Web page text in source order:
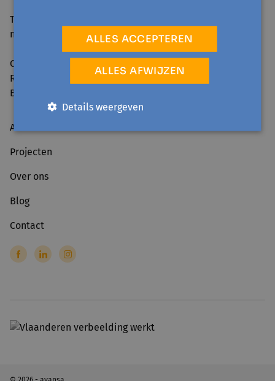
Telefonisch bereikbaar:
ma-vr 09:00-12:30 & 13:30-16:00
Ondernemingsnummer: 0861.240.630
RPR: Brussel
BE98 0014 0882 7693
Activiteiten
Projecten
Over ons
Blog
Contact
ALLES ACCEPTEREN
ALLES AFWIJZEN
Details weergeven